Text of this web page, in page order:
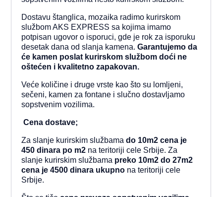
Dostavu štanglica, mozaika radimo kurirskom
službom AKS EXPRESS sa kojima imamo
potpisan ugovor o isporuci, gde je rok za isporuku
desetak dana od slanja kamena. Garantujemo da
će kamen poslat kurirskom službom doći ne
oštećen i kvalitetno zapakovan.
Veće količine i druge vrste kao što su lomljeni,
sečeni, kamen za fontane i slučno dostavljamo
sopstvenim vozilima.
Cena dostave;
Za slanje kurirskim službama do 10m2 cena je
450 dinara po m2 na teritoriji cele Srbije. Za
slanje kurirskim službama preko 10m2 do 27m2
cena je 4500 dinara ukupno na teritoriji cele
Srbije.